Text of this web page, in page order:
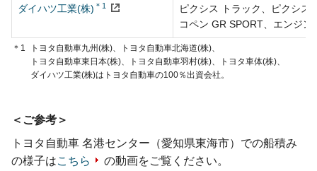
ダイハツ工業(株) ＊1
ピクシス トラック、
ピクシス
コペン GR SPORT、 エンジン
＊1 トヨタ自動車九州(株)、
トヨタ自動車北海道(株)、
トヨタ自動車東日本(株)、
トヨタ自動車羽村(株)、
トヨタ車体(株)、
ダイハツ工業(株)は トヨタ自動車の100％出資会社。
ご参考
トヨタ自動車 名港センター（愛知県東海市）での船積み
の様子はこちら の動画をご覧ください。